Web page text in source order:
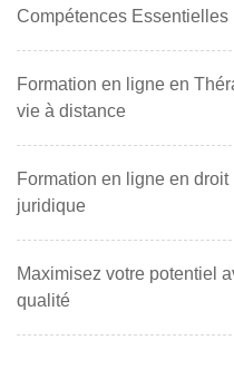
Compétences Essentielles
Formation en ligne en
vie à distance
Formation en ligne en droit
juridique
Maximisez votre potentiel
qualité